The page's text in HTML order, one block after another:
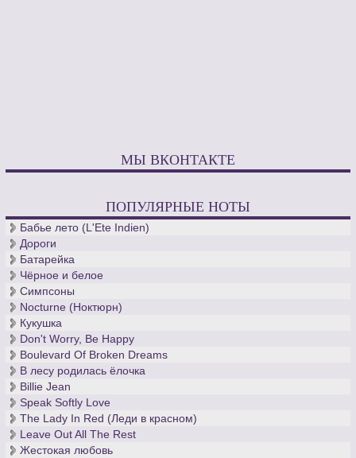
МЫ ВКОНТАКТЕ
ПОПУЛЯРНЫЕ НОТЫ
Бабье лето (L'Ete Indien)
Дороги
Батарейка
Чёрное и белое
Симпсоны
Nocturne (Ноктюрн)
Кукушка
Don't Worry, Be Happy
Boulevard Of Broken Dreams
В лесу родилась ёлочка
Billie Jean
Speak Softly Love
The Lady In Red (Леди в красном)
Leave Out All The Rest
Жестокая любовь